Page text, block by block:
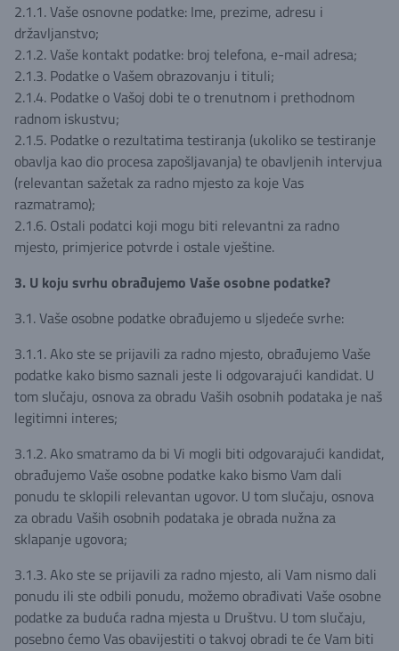
2.1.1. Vaše osnovne podatke: Ime, prezime, adresu i
državljanstvo;
2.1.2. Vaše kontakt podatke: broj telefona, e-mail adresa;
2.1.3. Podatke o Vašem obrazovanju i tituli;
2.1.4. Podatke o Vašoj dobi te o trenutnom i prethodnom
radnom iskustvu;
2.1.5. Podatke o rezultatima testiranja (ukoliko se testiranje
obavlja kao dio procesa zapošljavanja) te obavljenih intervjua
(relevantan sažetak za radno mjesto za koje Vas
razmatramo);
2.1.6. Ostali podatci koji mogu biti relevantni za radno
mjesto, primjerice potvrde i ostale vještine.
3. U koju svrhu obrađujemo Vaše osobne podatke?
3.1. Vaše osobne podatke obrađujemo u sljedeće svrhe:
3.1.1. Ako ste se prijavili za radno mjesto, obrađujemo Vaše
podatke kako bismo saznali jeste li odgovarajući kandidat. U
tom slučaju, osnova za obradu Vaših osobnih podataka je naš
legitimni interes;
3.1.2. Ako smatramo da bi Vi mogli biti odgovarajući kandidat,
obrađujemo Vaše osobne podatke kako bismo Vam dali
ponudu te sklopili relevantan ugovor. U tom slučaju, osnova
za obradu Vaših osobnih podataka je obrada nužna za
sklapanje ugovora;
3.1.3. Ako ste se prijavili za radno mjesto, ali Vam nismo dali
ponudu ili ste odbili ponudu, možemo obrađivati Vaše osobne
podatke za buduća radna mjesta u Društvu. U tom slučaju,
posebno ćemo Vas obavijestiti o takvoj obradi te će Vam biti